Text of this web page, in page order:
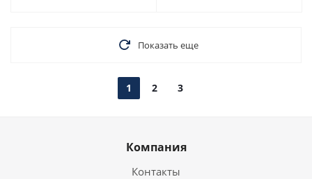
Показать еще
1 2 3
Компания
Контакты